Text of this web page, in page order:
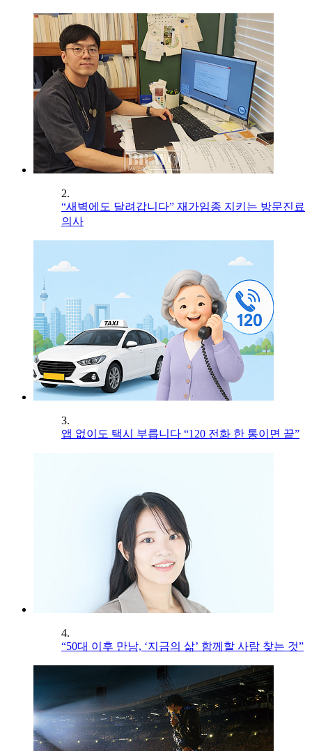
2.
“새벽에도 달려갑니다” 재가임종 지키는 방문진료
의사
3.
앱 없이도 택시 부릅니다 “120 전화 한 통이면 끝”
4.
“50대 이후 만남, ‘지금의 삶’ 함께할 사람 찾는 것”